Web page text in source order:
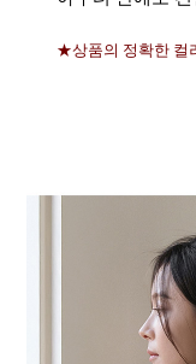
★상품의 정확한 컬